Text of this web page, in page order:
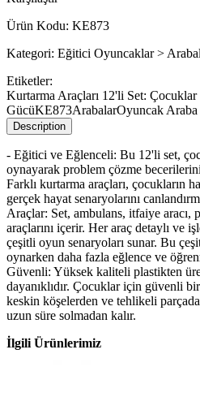
Ürün Kodu: KE873
Kategori: Eğitici Oyuncaklar >
Etiketler:
Kurtarma Araçları 12'li Set:
GücüKE873ArabalarOyuncak Araba
Description
- Eğitici ve Eğlenceli: Bu 12'li set,
oynayarak problem çözme
Farklı kurtarma araçları, çocukların
gerçek hayat senaryolarını
Araçlar: Set, ambulans, itfaiye aracı,
araçlarını içerir. Her araç detaylı ve
çeşitli oyun senaryoları sunar. Bu
oynarken daha fazla eğlence ve
Güvenli: Yüksek kaliteli plastikten
dayanıklıdır. Çocuklar için güvenli
keskin köşelerden ve tehlikeli
uzun süre solmadan kalır.
İlgili Ürünlerimiz